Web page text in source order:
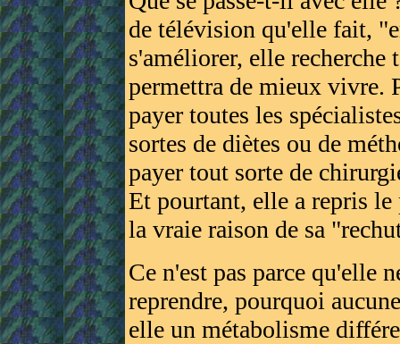
de télévision qu'elle fait,
s'améliorer, elle
permettra de mieux vivre.
payer toutes les
sortes de diètes ou de
payer tout sorte de
Et pourtant, elle a repris
la vraie raison de sa
Ce n'est pas parce qu'elle
reprendre, pourquoi
elle un métabolisme